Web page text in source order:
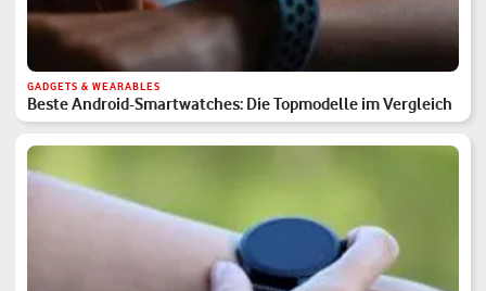
GADGETS & WEARABLES
Beste Android-Smartwatches: Die Topmodelle im Vergleich